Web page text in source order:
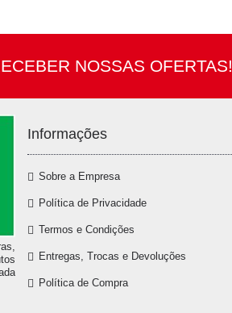
NOSSAS OFERTAS!
Informações
Sobre a Empresa
Política de Privacidade
Termos e Condições
Entregas, Trocas e Devoluções
Política de Compra